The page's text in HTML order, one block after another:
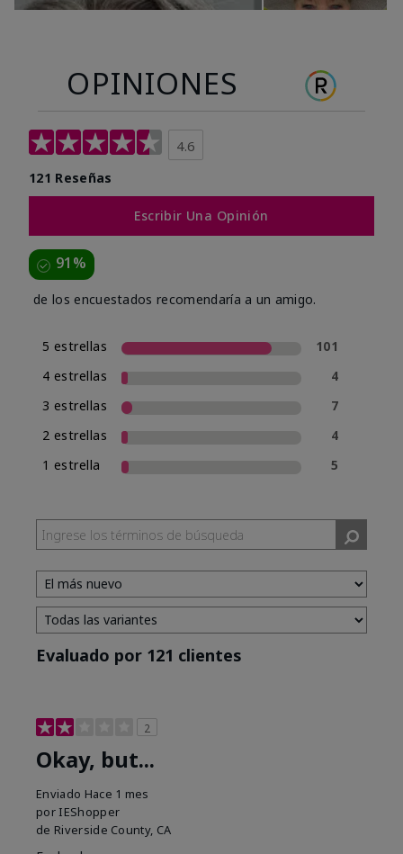
OPINIONES
4.6
121 Reseñas
Escribir Una Opinión
91%
de los encuestados recomendaría a un amigo.
5 estrellas
101
4 estrellas
4
3 estrellas
7
2 estrellas
4
1 estrella
5
Evaluado por 121 clientes
2
Okay, but...
Enviado Hace 1 mes
por IEShopper
de Riverside County, CA